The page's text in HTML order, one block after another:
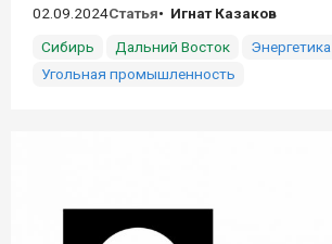
02.09.2024Статья
Игнат Казаков
Сибирь
Дальний Восток Энергетика
Угольная промышленность